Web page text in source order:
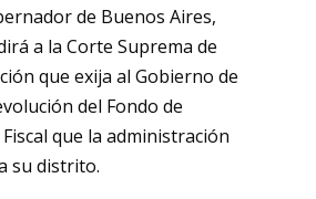
de Buenos Aires,
a la Corte Suprema de
que exija al Gobierno de
del Fondo de
que la administración
su distrito.